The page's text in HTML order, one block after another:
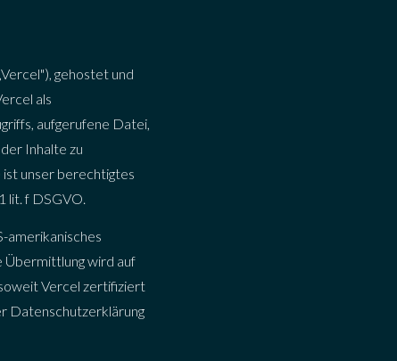
gehostet und
als
aufgerufene Datei,
Inhalte zu
ist unser berechtigtes
lit. f DSGVO.
amerikanisches
Übermittlung wird auf
Vercel zertifiziert
Datenschutzerklärung